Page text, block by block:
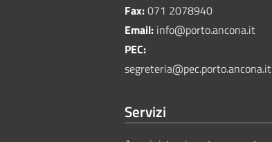
Fax:071 2078940
Email: info@porto.ancona.it
PEC:
segreteria@pec.porto.ancona.it
Servizi